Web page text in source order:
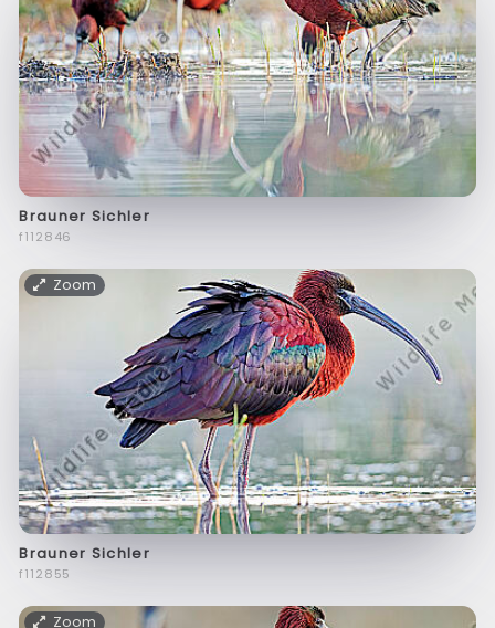
Brauner Sichler
f112846
Zoom
Brauner Sichler
f112855
Zoom